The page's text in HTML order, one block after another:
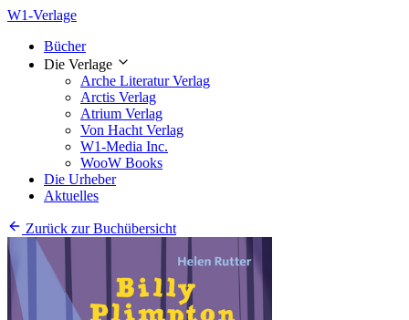
W1-Verlage
Bücher
Die Verlage
Arche Literatur Verlag
Arctis Verlag
Atrium Verlag
Von Hacht Verlag
W1-Media Inc.
WooW Books
Die Urheber
Aktuelles
Zurück zur Buchübersicht